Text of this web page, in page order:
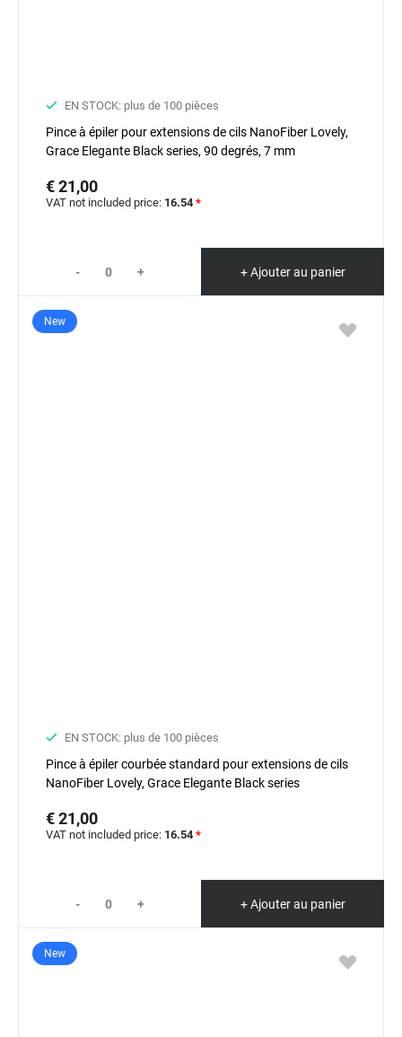
EN STOCK: plus de 100 pièces
Pince à épiler pour extensions de cils NanoFiber Lovely,
Grace Elegante Black series, 90 degrés, 7 mm
€ 21,00
VAT not included price: 16.54 *
- + + Ajouter au panier
New
EN STOCK: plus de 100 pièces
Pince à épiler courbée standard pour extensions de cils
NanoFiber Lovely, Grace Elegante Black series
€ 21,00
VAT not included price: 16.54 *
- + + Ajouter au panier
New